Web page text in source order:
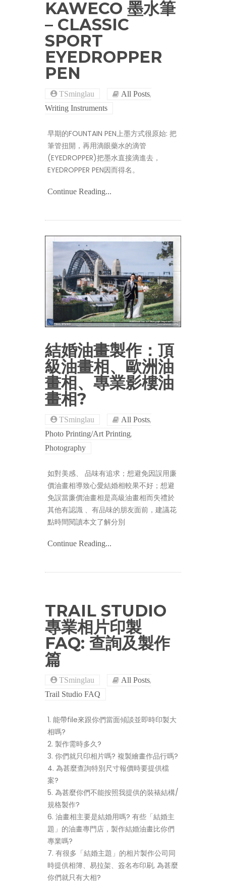
KAWECO 墨水筆
– CLASSIC
SPORT
EYEDROPPER
PEN
TSminglau All Posts,
Writing Instruments
早期的FOUNTAIN PEN上墨方式很原始: 把
筆管扭開，再用滴眼藥水的滴管
(EYEDROPPER)把墨水直接滴進去，
EYEDROPPER PEN因而得名。
Continue Reading...
結婚油畫製作：頂
級油畫相、歐洲油
畫相、專業影樓油
畫相?
TSminglau All Posts,
Photo Printing/Art Printing,
Photography
如對美感、 品味有追求；想避免因誤用廉
價油畫相導致心愛結婚相較果不好；想避
免誤當廉價油畫相是高級油畫相而失禮於
其他有認識 、有品味的朋友面前，建議花
點時間閱讀本文了解分別
Continue Reading...
TRAIL STUDIO
專業相片印製
FAQ: 查詢及製作
篇
TSminglau All Posts,
Trail Studio FAQ
1. 能帶file來跟你們當面傾談並即時印製大
相嗎?
2. 製作需時多久?
3. 你們就只印相片嗎? 複製繪畫作品行嗎?
4. 為甚麼查詢特別尺寸報價時要提供檔
案?
5. 為甚麼你們不能按照我提供的裝裱結構/
規格製作?
6. 油畫相主要是結婚用嗎? 有些「結婚主
題」的油畫專門店，製作結婚油畫比你們
專業嗎?
7. 有很多「結婚主題」的相片製作公司同
時提供相簿、易拉架、簽名布印刷, 為甚麼
你們就只有大相?